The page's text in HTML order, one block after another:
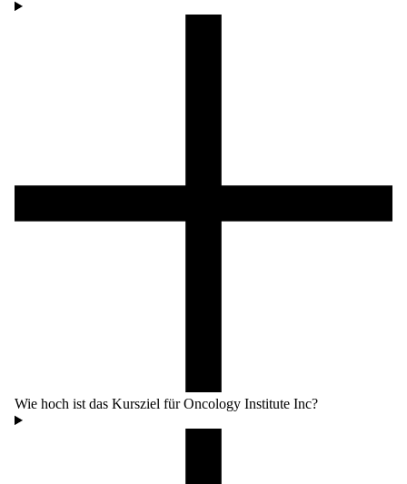
Wie hoch ist das Kursziel für Oncology Institute Inc?